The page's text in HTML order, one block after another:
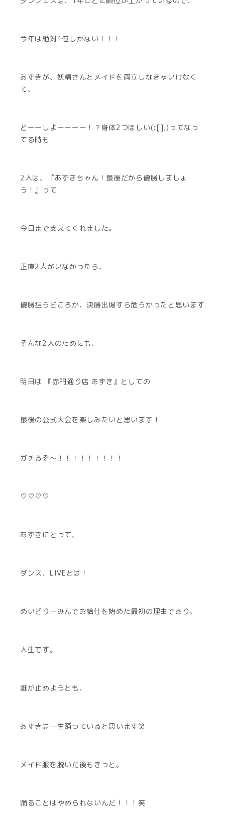
今年は絶対1位しかない！！！
あずきが、妖精さんとメイドを両立しなきゃいけなく
て、
どーーしよーーーー！？身体2つほしい(;[];)ってなっ
てる時も
2人は、『あずきちゃん！最後だから優勝しましょ
う！』って
今日まで支えてくれました。
正直2人がいなかったら、
優勝狙うどころか、決勝出場すら危うかったと思います
そんな2人のためにも、
明日は 『赤門通り店 あずき』としての
最後の公式大会を楽しみたいと思います！
ガチるぞ〜！！！！！！！！！
♡♡♡♡
あずきにとって、
ダンス、LIVEとは！
めいどりーみんでお給仕を始めた最初の理由であり、
人生です。
誰が止めようとも、
あずきは一生踊っていると思います笑
メイド服を脱いだ後もきっと。
踊ることはやめられないんだ！！！笑